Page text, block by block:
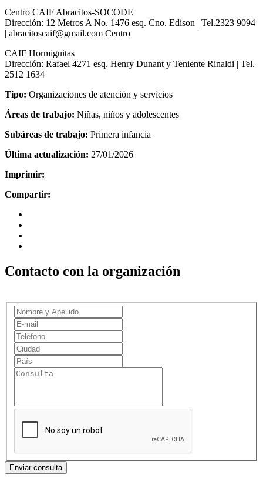
Centro CAIF Abracitos-SOCODE
Dirección: 12 Metros A No. 1476 esq. Cno. Edison | Tel.2323 9094
| abracitoscaif@gmail.com Centro
CAIF Hormiguitas
Dirección: Rafael 4271 esq. Henry Dunant y Teniente Rinaldi | Tel.
2512 1634
Tipo: Organizaciones de atención y servicios
Áreas de trabajo: Niñas, niños y adolescentes
Subáreas de trabajo: Primera infancia
Última actualización: 27/01/2026
Imprimir:
Compartir:
Contacto con la organización
Enviar consulta